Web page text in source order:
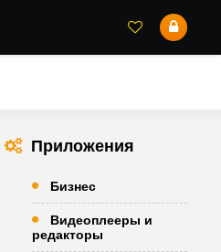
Приложения
Бизнес
Видеоплееры и
редакторы